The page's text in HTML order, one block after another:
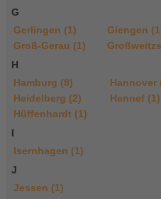
G
Gerlingen (1)
Giengen
Groß-Gerau (1)
H
Hamburg (8)
Hannover
Heidelberg (2)
Hennef (1)
Hüffenhardt (1)
I
Isernhagen (1)
J
Jessen (1)